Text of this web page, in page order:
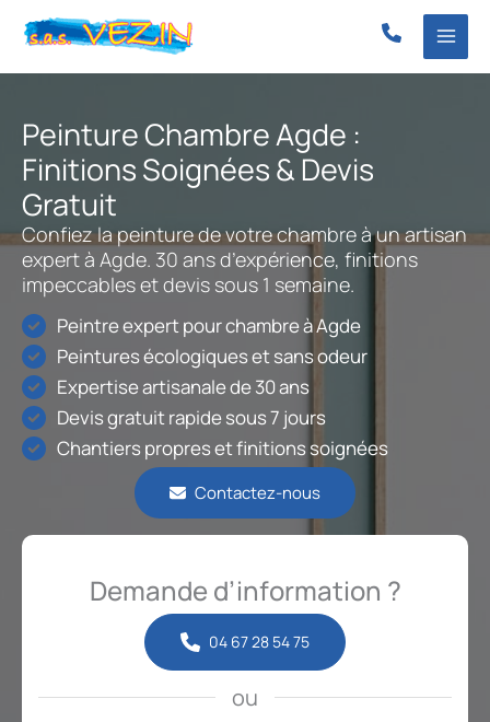
Peinture Chambre Agde :
Finitions Soignées & Devis
Gratuit
Confiez la peinture de votre chambre à un artisan
expert à Agde. 30 ans d’expérience, finitions
impeccables et devis sous 1 semaine.
Peintre expert pour chambre à Agde
Peintures écologiques et sans odeur
Expertise artisanale de 30 ans
Devis gratuit rapide sous 7 jours
Chantiers propres et finitions soignées
Contactez-nous
Demande d’information ?
04 67 28 54 75
ou